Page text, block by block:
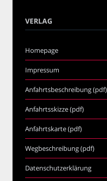
VERLAG
Homepage
Impressum
Anfahrtsbeschreibung (pdf)
Anfahrtsskizze (pdf)
Anfahrtskarte (pdf)
Wegbeschreibung (pdf)
Datenschutzerklärung